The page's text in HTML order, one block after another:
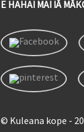
E HAHAI MAI IĀ
© Kuleana kope -